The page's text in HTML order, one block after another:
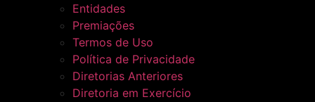
Entidades
Premiações
Termos de Uso
Política de Privacidade
Diretorias Anteriores
Diretoria em Exercício